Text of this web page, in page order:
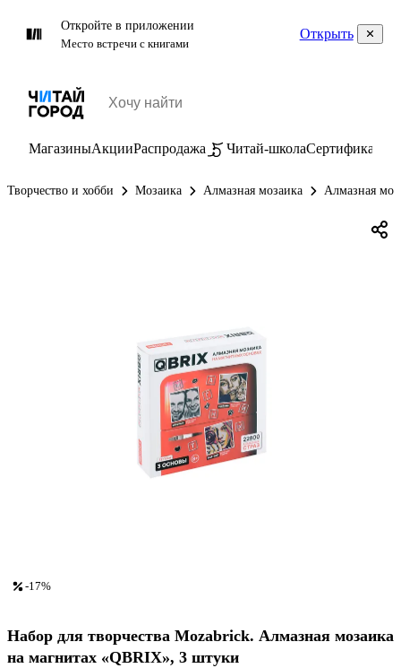
Откройте в приложении
Место встречи с книгами
Открыть
МагазиныАкцииРаспродажа Читай-школаСертификаты
Творчество и хобби Мозаика Алмазная мозаика Алмазная
-17%
Набор для творчества Mozabrick. Алмазная мозаика
на магнитах «QBRIX», 3 штуки